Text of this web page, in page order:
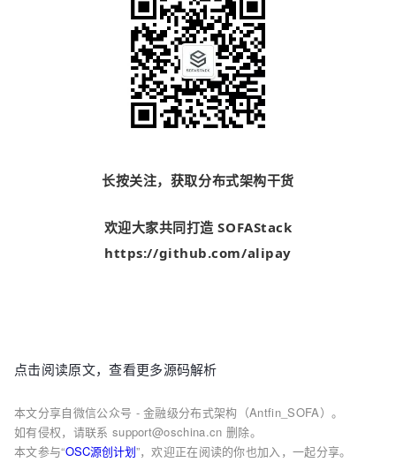
长按关注，获取分布式架构干货
欢迎大家共同打造 SOFAStack
https://github.com/alipay
点击阅读原文，查看更多源码解析
本文分享自微信公众号 - 金融级分布式架构（Antfin_SOFA）。
如有侵权，请联系 support@oschina.cn 删除。
本文参与“OSC源创计划”，欢迎正在阅读的你也加入，一起分享。